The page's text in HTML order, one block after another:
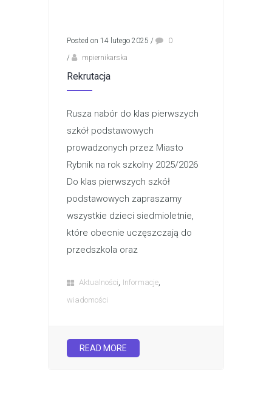
Posted on 14 lutego 2025 /
0
/
mpiernikarska
Rekrutacja
Rusza nabór do klas pierwszych
szkół podstawowych
prowadzonych przez Miasto
Rybnik na rok szkolny 2025/2026
Do klas pierwszych szkół
podstawowych zapraszamy
wszystkie dzieci siedmioletnie,
które obecnie uczęszczają do
przedszkola oraz
Aktualności, Informacje,
wiadomości
READ MORE